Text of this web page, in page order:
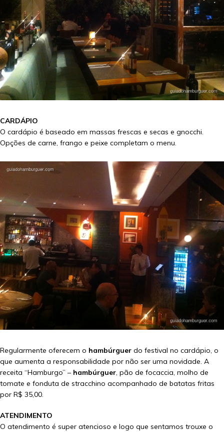
CARDÁPIO
O cardápio é baseado em massas frescas e secas e gnocchi.
Opções de carne, frango e peixe completam o menu.
Regularmente oferecem o hambúrguer do festival no cardápio, o
que aumenta a responsabilidade por não ser uma novidade. A
receita “Hamburgo” – hambúrguer, pão de focaccia, molho de
tomate e fonduta de stracchino acompanhado de batatas fritas
por R$ 35,00.
ATENDIMENTO
O atendimento é super atencioso e logo que sentamos trouxe o